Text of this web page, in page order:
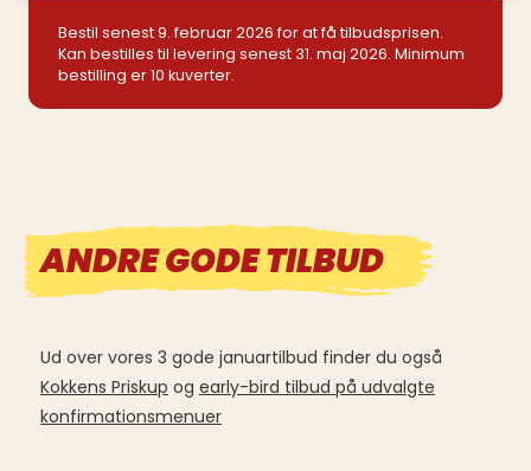
Bestil senest 9. februar 2026 for at få tilbudsprisen.
Kan bestilles til levering senest 31. maj 2026. Minimum
bestilling er 10 kuverter.
ANDRE GODE TILBUD
Ud over vores 3 gode januartilbud finder du også
Kokkens Priskup og early-bird tilbud på udvalgte
konfirmationsmenuer